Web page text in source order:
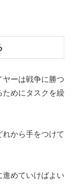
ヤーは戦争に勝つ
ためにタスクを繰
から手をつけて
進めていけばよい